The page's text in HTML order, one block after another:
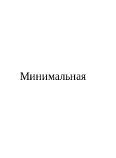
Минимальная